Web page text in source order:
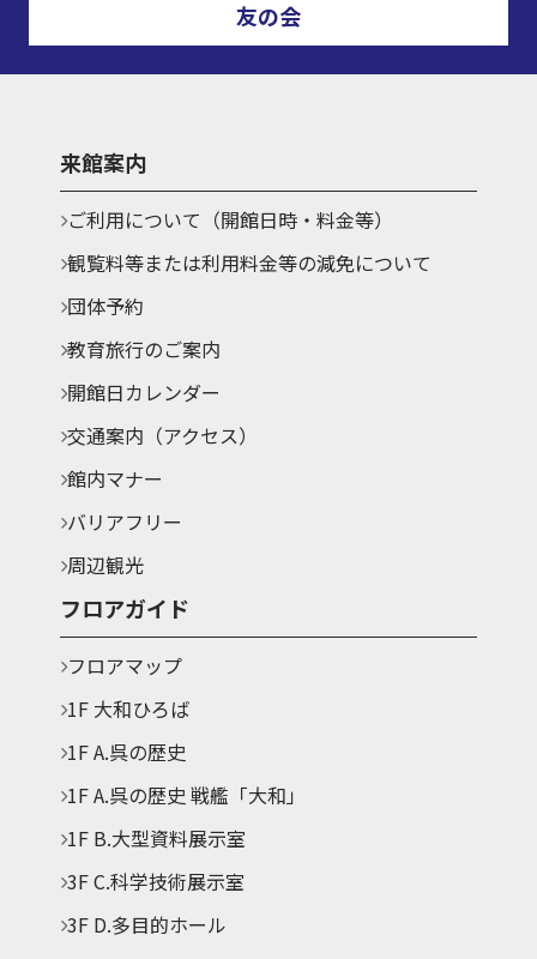
友の会
来館案内
ご利用について（開館日時・料金等）
観覧料等または利用料金等の減免について
団体予約
教育旅行のご案内
開館日カレンダー
交通案内（アクセス）
館内マナー
バリアフリー
周辺観光
フロアガイド
フロアマップ
1F 大和ひろば
1F A.呉の歴史
1F A.呉の歴史 戦艦「大和」
1F B.大型資料展示室
3F C.科学技術展示室
3F D.多目的ホール